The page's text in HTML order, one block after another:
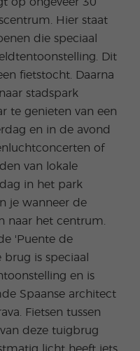
Hier staat
die speciaal
Dit
fietstocht. Daarna
stadspark
te genieten van een
en in de avond
of
van lokale
in het park
je wanneer de
naar het centrum.
'Puente de
is speciaal
en is
Spaanse architect
Fietsen tussen
deze tuigbrug